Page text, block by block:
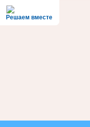
Решаем вместе